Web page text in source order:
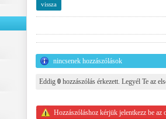
vissza
nincsenek hozzászólások
Eddig 0 hozzászólás érkezett. Legyél Te az
Hozzászóláshoz kérjük jelentkezz be az